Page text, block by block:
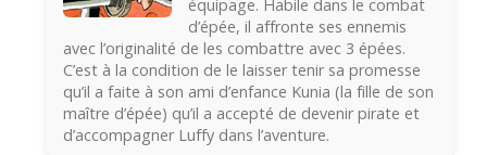
équipage. Habile dans le combat
d’épée, il affronte ses ennemis
avec l’originalité de les combattre avec 3 épées.
C’est à la condition de le laisser tenir sa promesse
qu’il a faite à son ami d’enfance Kunia (la fille de son
maître d’épée) qu’il a accepté de devenir pirate et
d’accompagner Luffy dans l’aventure.